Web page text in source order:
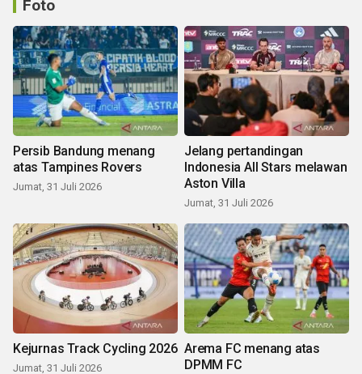
Foto
Persib Bandung menang
atas Tampines Rovers
Jumat, 31 Juli 2026
Jelang pertandingan
Indonesia All Stars melawan
Aston Villa
Jumat, 31 Juli 2026
Kejurnas Track Cycling 2026
Jumat, 31 Juli 2026
Arema FC menang atas
DPMM FC